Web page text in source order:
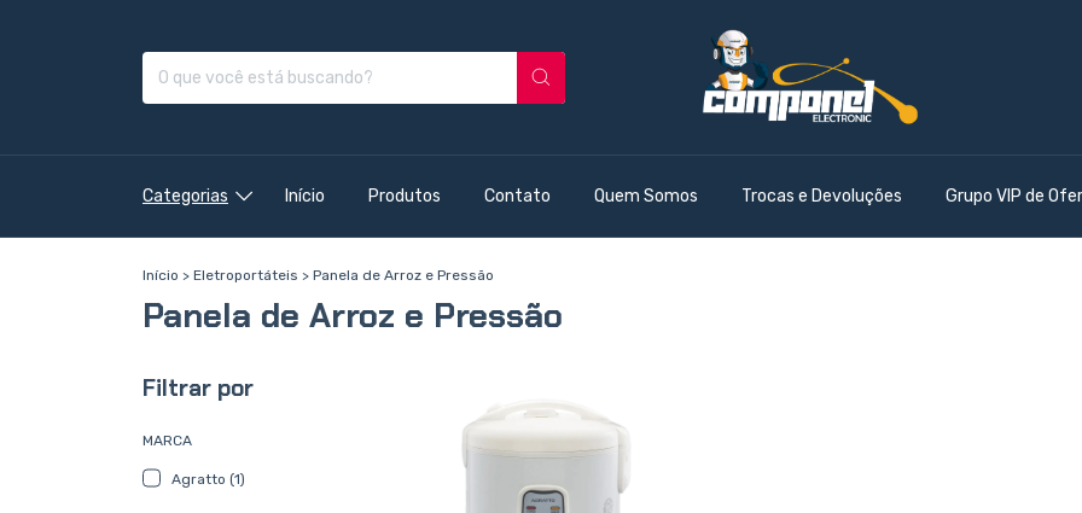
Categorias Início Produtos Contato Quem Somos Trocas e Devoluções Grupo VIP de
Início > Eletroportáteis > Panela de Arroz e Pressão
Panela de Arroz e Pressão
Filtrar por
MARCA
Agratto (1)